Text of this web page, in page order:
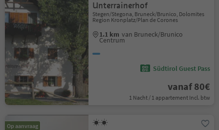
Unterrainerhof
Stegen/Stegona, Bruneck/Brunico, Dolomites
Region Kronplatz/Plan de Corones
1.1 km van Bruneck/Brunico
Centrum
Südtirol Guest Pass
vanaf 80€
1 Nacht / 1 appartement Incl. btw
Op aanvraag